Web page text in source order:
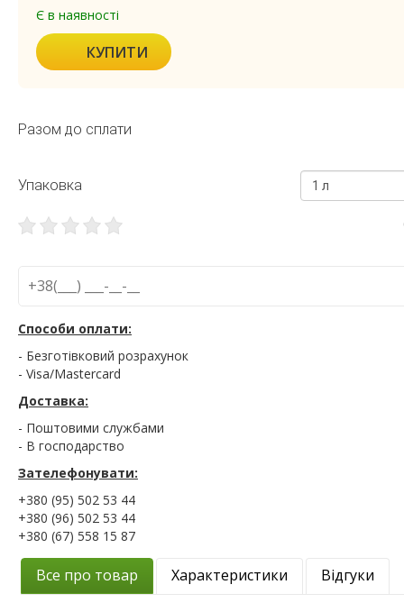
Є в наявності
КУПИТИ
Разом до сплати
Упаковка 1 л
Способи оплати:
- Безготівковий розрахунок
- Visa/Mastercard
Доставка:
- Поштовими службами
- В господарство
Зателефонувати:
+380 (95) 502 53 44
+380 (96) 502 53 44
+380 (67) 558 15 87
Все про товар Характеристики Відгуки